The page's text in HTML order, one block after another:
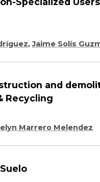
,Jaime Solís
and
Recycling
Marrero Melendez